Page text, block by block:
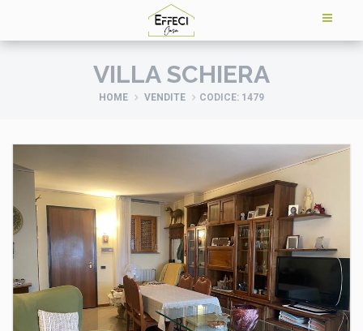
VILLA SCHIERA
HOME VENDITE CODICE: 1479